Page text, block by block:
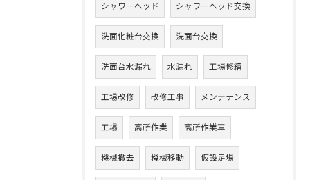
シャワーヘッド シャワーヘッド交換
洗面化粧台交換 洗面台交換
洗面台水漏れ 水漏れ 工場修繕
工場改修 改修工事 メンテナンス
工場 高所作業 高所作業車
機械撤去 機械移動 仮設足場